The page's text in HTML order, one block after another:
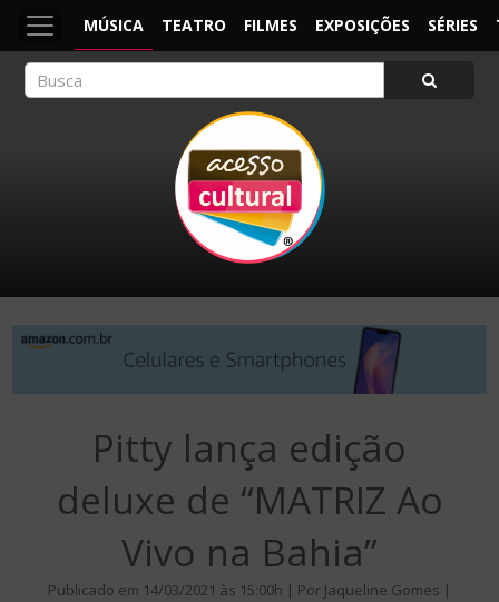
MÚSICA TEATRO FILMES EXPOSIÇÕES SÉRIES
Pitty lança edição
deluxe de “MATRIZ Ao
Vivo na Bahia”
Publicado em 14/03/2021 às 15:00h | Por Jaqueline Gomes |